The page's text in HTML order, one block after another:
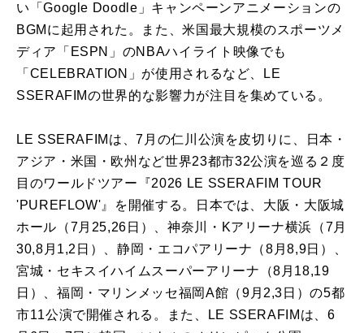
い「Google Doodle」キャンペーンアニメーションの
BGMに起用された。また、米国最大規模のスポーツメ
ディア「ESPN」のNBAハイライト映像でも
「CELEBRATION」が使用されるなど、LE
SSERAFIMの世界的な影響力が注目を集めている。
LE SSERAFIMは、7月の仁川公演を皮切りに、日本・
アジア・米国・欧州など世界23都市32公演を巡る２度
目のワールドツアー『2026 LE SSERAFIM TOUR
'PUREFLOW'』を開催する。日本では、大阪・大阪城
ホール（7月25,26日）、神奈川・Kアリーナ横浜（7月
30,8月1,2日）、静岡・エコパアリーナ（8月8,9日）、
宮城・セキスイハイムスーパーアリーナ（8月18,19
日）、福岡・マリンメッセ福岡A館（9月2,3日）の5都
市11公演で開催される。また、LE SSERAFIMは、6